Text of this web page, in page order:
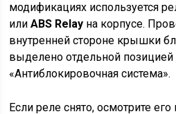
модификациях используется
илиABS Relay на корпусе.
внутренней стороне крышки
выделено отдельной
«Антиблокировочная система».
Если реле снято, осмотрите